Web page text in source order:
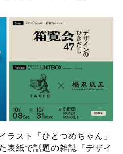
ラスト「ひとつめちゃん」
表紙で話題の雑誌『デザイ